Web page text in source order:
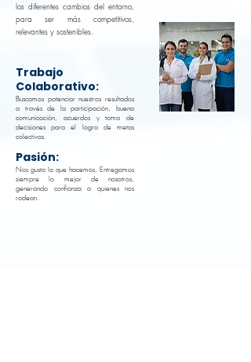
los diferentes cambios del entorno,
para ser más competitivos,
relevantes y sostenibles.
Trabajo
Colaborativo:
Buscamos potenciar nuestros resultados
a través de la participación, buena
comunicación, acuerdos y toma de
decisiones para el logro de metas
colectivas.
Pasión:
Nos gusta lo que hacemos. Entregamos
siempre lo mejor de nosotros,
generando confianza a quienes nos
rodean.